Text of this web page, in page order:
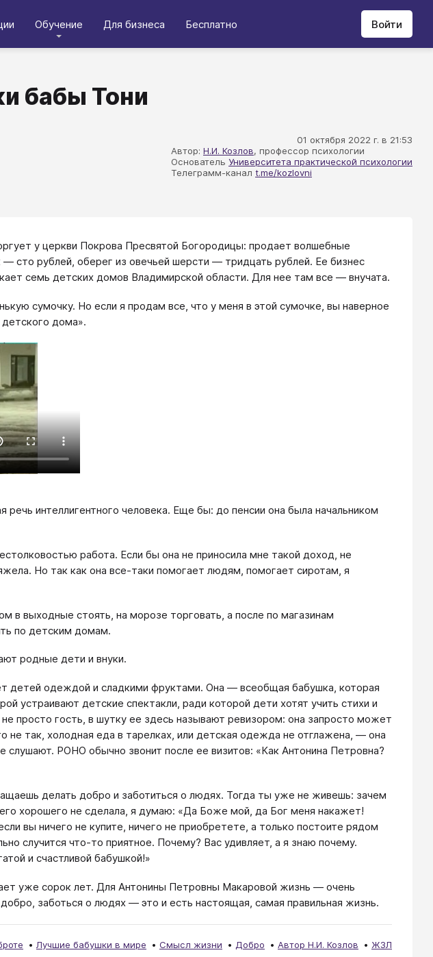
Обучение Для бизнеса Бесплатно Войти
бабы Тони
01 октября 2022 г. в 21:53
Автор: Н.И. Козлов, профессор психологии
Основатель Университета практической психологии
Телеграмм-канал t.me/kozlovni
у церкви Покрова Пресвятой Богородицы: продает волшебные
сто рублей, оберег из овечьей шерсти — тридцать рублей. Ее бизнес
семь детских домов Владимирской области. Для нее там все — внучата.
сумочку. Но если я продам все, что у меня в этой сумочке, вы наверное
дома».
речь интеллигентного человека. Еще бы: до пенсии она была начальником
работа. Если бы она не приносила мне такой доход, не
Но так как она все-таки помогает людям, помогает сиротам, я
в выходные стоять, на морозе торговать, а после по магазинам
по детским домам.
родные дети и внуки.
детей одеждой и сладкими фруктами. Она — всеобщая бабушка, которая
устраивают детские спектакли, ради которой дети хотят учить стихи и
просто гость, в шутку ее здесь называют ревизором: она запросто может
не так, холодная еда в тарелках, или детская одежда не отглажена, — она
слушают. РОНО обычно звонит после ее визитов: «Как Антонина Петровна?
делать добро и заботиться о людях. Тогда ты уже не живешь: зачем
хорошего не сделала, я думаю: «Да Боже мой, да Бог меня накажет!
вы ничего не купите, ничего не приобретете, а только постоите рядом
случится что-то приятное. Почему? Вас удивляет, а я знаю почему.
и счастливой бабушкой!»
уже сорок лет. Для Антонины Петровны Макаровой жизнь — очень
заботься о людях — это и есть настоящая, самая правильная жизнь.
Лучшие бабушки в мире Смысл жизни Добро Автор Н.И. Козлов ЖЗЛ